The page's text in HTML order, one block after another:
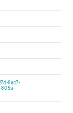
8ac7-
805a-